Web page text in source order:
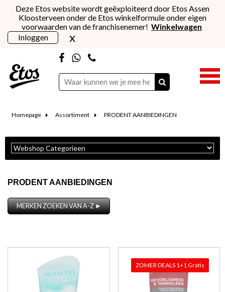
Deze Etos website wordt geëxploiteerd door Etos Assen
Kloosterveen onder de Etos winkelformule onder eigen
voorwaarden van de franchisenemer! Winkelwagen
Inloggen
x
Homepage Assortiment PRODENT AANBIEDINGEN
PRODENT AANBIEDINGEN
MERKEN ZOEKEN VAN A-Z ►
ZOMER DEALS 1+1 Gratis